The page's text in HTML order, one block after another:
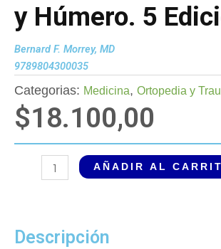
y Húmero. 5
Bernard F. Morrey, MD
9789804300035
Categorias: Medicina, Ortopedia y
$18.100,00
Diagnóstico
Quirúrgico
Cúbito,
AÑADIR AL
Descripción